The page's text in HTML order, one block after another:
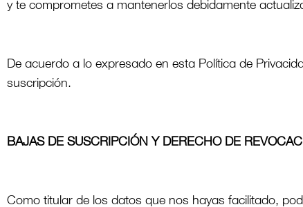
y te comprometes a mantenerlos debidamente
De acuerdo a lo expresado en esta Política de
suscripción.
BAJAS DE SUSCRIPCIÓN Y DERECHO DE
Como titular de los datos que nos hayas facilitado,